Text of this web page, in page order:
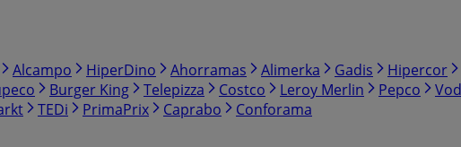
Alcampo HiperDino Ahorramas Alimerka Gadis Hipercor
Burger King Telepizza Costco Leroy Merlin Pepco
TEDi PrimaPrix Caprabo Conforama